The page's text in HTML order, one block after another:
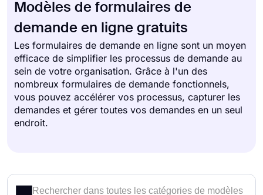
Ressources
Tarification
Modèles de formulaires de
demande en ligne gratuits
Les formulaires de demande en ligne sont un moyen
efficace de simplifier les processus de demande au
sein de votre organisation. Grâce à l'un des
nombreux formulaires de demande fonctionnels,
vous pouvez accélérer vos processus, capturer les
demandes et gérer toutes vos demandes en un seul
endroit.